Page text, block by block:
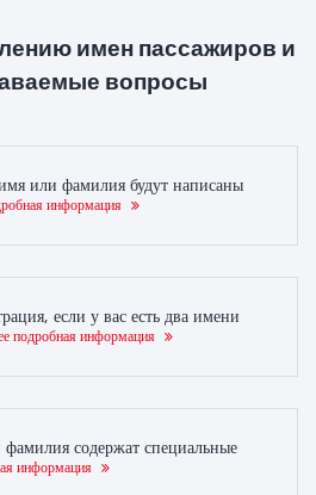
имен пассажиров и
вопросы
или фамилия будут написаны
информация
если у вас есть два имени
подробная информация
фамилия содержат специальные
информация